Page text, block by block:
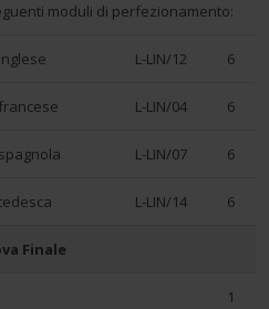
moduli di perfezionamento:
L-LIN/12 6
L-LIN/04 6
L-LIN/07 6
L-LIN/14 6
Finale
1